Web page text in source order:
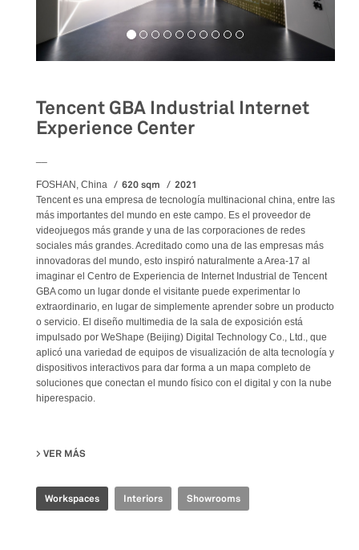
Tencent GBA Industrial Internet
Experience Center
FOSHAN, China 620 sqm 2021
Tencent es una empresa de tecnología multinacional china, entre las
más importantes del mundo en este campo. Es el proveedor de
videojuegos más grande y una de las corporaciones de redes
sociales más grandes. Acreditado como una de las empresas más
innovadoras del mundo, esto inspiró naturalmente a Area-17 al
imaginar el Centro de Experiencia de Internet Industrial de Tencent
GBA como un lugar donde el visitante puede experimentar lo
extraordinario, en lugar de simplemente aprender sobre un producto
o servicio. El diseño multimedia de la sala de exposición está
impulsado por WeShape (Beijing) Digital Technology Co., Ltd., que
aplicó una variedad de equipos de visualización de alta tecnología y
dispositivos interactivos para dar forma a un mapa completo de
soluciones que conectan el mundo físico con el digital y con la nube
hiperespacio.
VER MÁS
Workspaces Interiors Showrooms